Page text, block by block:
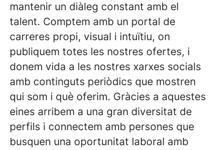
mantenir un diàleg constant amb el
talent. Comptem amb un portal de
carreres propi, visual i intuïtiu, on
publiquem totes les nostres ofertes, i
donem vida a les nostres xarxes socials
amb continguts periòdics que mostren
qui som i què oferim. Gràcies a aquestes
eines arribem a una gran diversitat de
perfils i connectem amb persones que
busquen una oportunitat laboral amb